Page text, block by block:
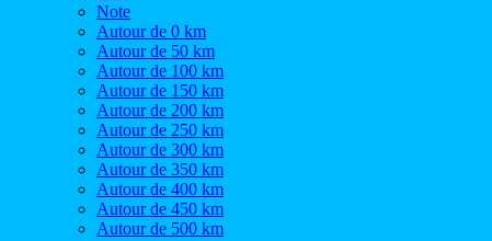
Note
Autour de 0 km
Autour de 50 km
Autour de 100 km
Autour de 150 km
Autour de 200 km
Autour de 250 km
Autour de 300 km
Autour de 350 km
Autour de 400 km
Autour de 450 km
Autour de 500 km